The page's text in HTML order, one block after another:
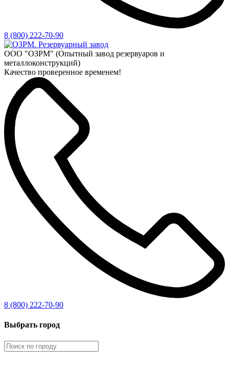
8 (800) 222-70-90
ООО "ОЗРМ" (Опытный завод резервуаров и
металлоконструкций)
Качество проверенное временем!
8 (800) 222-70-90
Выбрать город